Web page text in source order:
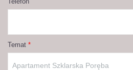
Temat *